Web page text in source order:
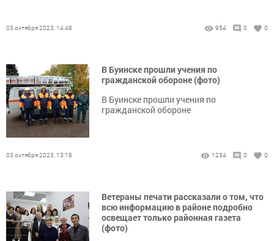
03 октября 2023, 14:48 954 0 0
В Буинске прошли учения по
гражданской обороне (фото)
В Буинске прошли учения по
гражданской обороне
03 октября 2023, 13:18 1234 0 0
Ветераны печати рассказали о том, что
всю информацию в районе подробно
освещает только районная газета
(фото)